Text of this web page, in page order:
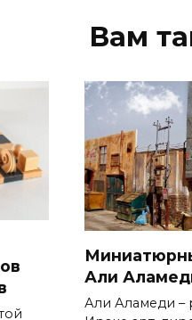
Вам
Али
Али Аламеди –